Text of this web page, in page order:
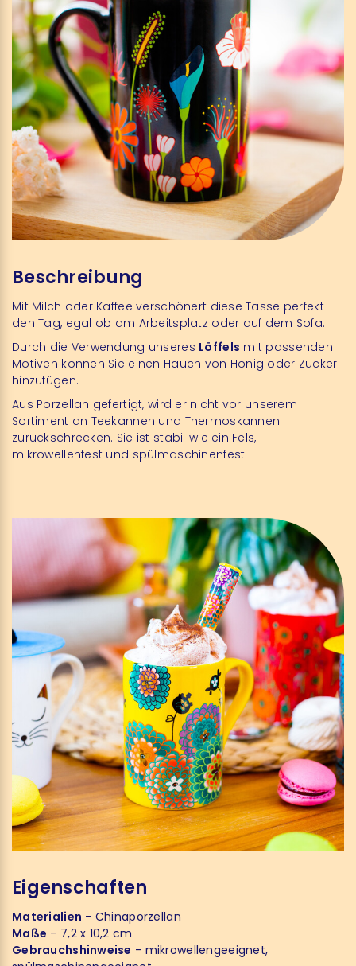
Beschreibung
Mit Milch oder Kaffee verschönert diese Tasse perfekt
den Tag, egal ob am Arbeitsplatz oder auf dem Sofa.
Durch die Verwendung unseres Löffels mit passenden
Motiven können Sie einen Hauch von Honig oder Zucker
hinzufügen.
Aus Porzellan gefertigt, wird er nicht vor unserem
Sortiment an Teekannen und Thermoskannen
zurückschrecken. Sie ist stabil wie ein Fels,
mikrowellenfest und spülmaschinenfest.
Eigenschaften
Materialien - Chinaporzellan
Maße - 7,2 x 10,2 cm
Gebrauchshinweise - mikrowellengeeignet,